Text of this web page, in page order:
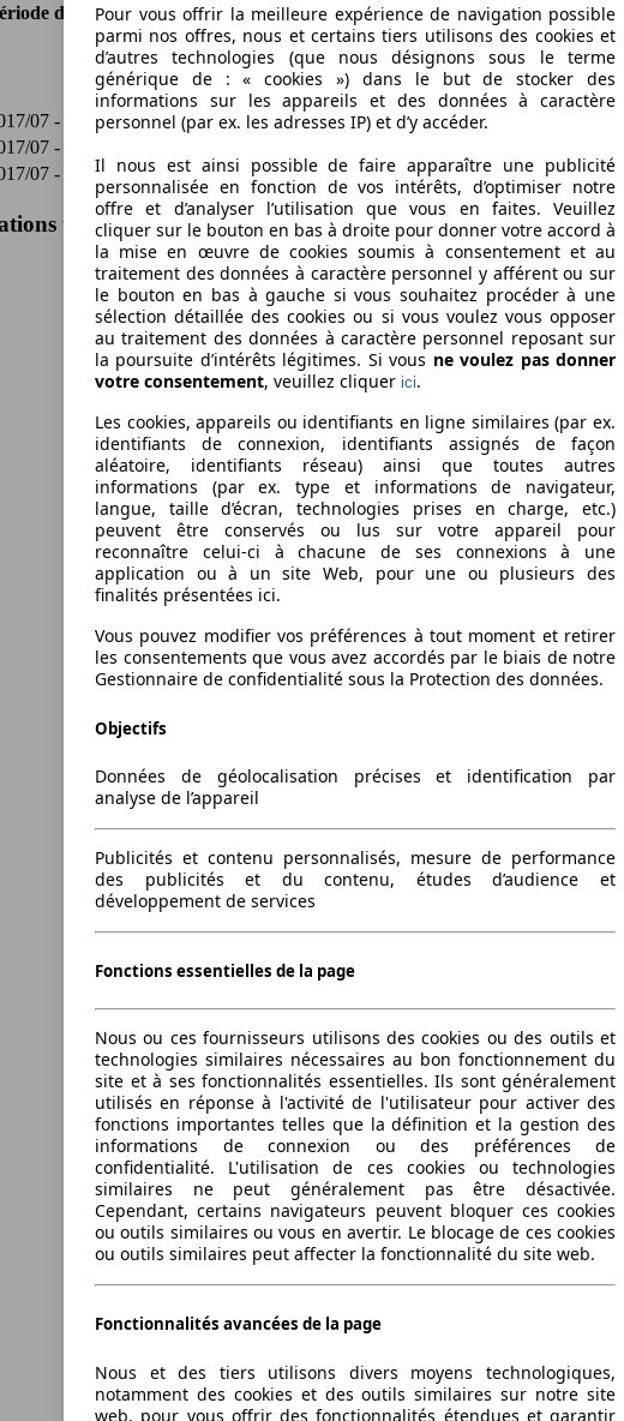
de fabrication Puissance Ø Consommation
07 - 2018/08 105 KW (143 PS) 4.7 l/100km
07 - 2018/08
07 - 2018/08 105 KW (143 PS) 4.7 l/100km
techniques
Pour vous offrir la meilleure expérience de navigation possible
parmi nos offres, nous et certains tiers utilisons des cookies et
d’autres technologies (que nous désignons sous le terme
générique de : « cookies ») dans le but de stocker des
informations sur les appareils et des données à caractère
personnel (par ex. les adresses IP) et d’y accéder.
Il nous est ainsi possible de faire apparaître une publicité
personnalisée en fonction de vos intérêts, d’optimiser notre
offre et d’analyser l’utilisation que vous en faites. Veuillez
cliquer sur le bouton en bas à droite pour donner votre accord à
la mise en œuvre de cookies soumis à consentement et au
traitement des données à caractère personnel y afférent ou sur
le bouton en bas à gauche si vous souhaitez procéder à une
sélection détaillée des cookies ou si vous voulez vous opposer
au traitement des données à caractère personnel reposant sur
la poursuite d’intérêts légitimes. Si vous ne voulez pas donner
votre consentement, veuillez cliquer ici.
Les cookies, appareils ou identifiants en ligne similaires (par ex.
identifiants de connexion, identifiants assignés de façon
aléatoire, identifiants réseau) ainsi que toutes autres
informations (par ex. type et informations de navigateur,
langue, taille d’écran, technologies prises en charge, etc.)
peuvent être conservés ou lus sur votre appareil pour
reconnaître celui-ci à chacune de ses connexions à une
application ou à un site Web, pour une ou plusieurs des
finalités présentées ici.
Vous pouvez modifier vos préférences à tout moment et retirer
les consentements que vous avez accordés par le biais de notre
Gestionnaire de confidentialité sous la Protection des données.
Objectifs
Données de géolocalisation précises et identification par
analyse de l’appareil
Publicités et contenu personnalisés, mesure de performance
des publicités et du contenu, études d’audience et
développement de services
Fonctions essentielles de la page
Nous ou ces fournisseurs utilisons des cookies ou des outils et
technologies similaires nécessaires au bon fonctionnement du
site et à ses fonctionnalités essentielles. Ils sont généralement
utilisés en réponse à l'activité de l'utilisateur pour activer des
fonctions importantes telles que la définition et la gestion des
informations de connexion ou des préférences de
confidentialité. L'utilisation de ces cookies ou technologies
similaires ne peut généralement pas être désactivée.
Cependant, certains navigateurs peuvent bloquer ces cookies
ou outils similaires ou vous en avertir. Le blocage de ces cookies
ou outils similaires peut affecter la fonctionnalité du site web.
Fonctionnalités avancées de la page
Nous et des tiers utilisons divers moyens technologiques,
notamment des cookies et des outils similaires sur notre site
web, pour vous offrir des fonctionnalités étendues et garantir